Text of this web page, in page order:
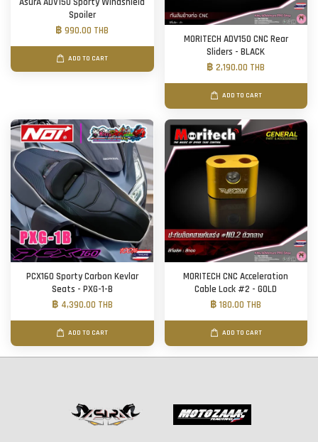
AsurA ADV150 Sporty Windshield
Spoiler
฿ 990.00 THB
ADD TO CART
MORITECH ADV150 CNC Rear
Sliders - BLACK
฿ 2,190.00 THB
ADD TO CART
PCX160 Sporty Carbon Kevlar
Seats - PXG-1-B
฿ 4,390.00 THB
ADD TO CART
MORITECH CNC Acceleration
Cable Lock #2 - GOLD
฿ 180.00 THB
ADD TO CART